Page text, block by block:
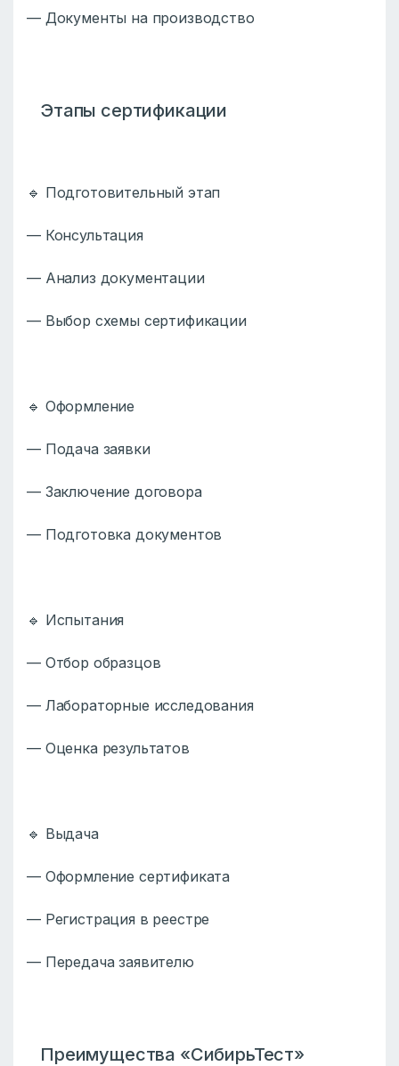
— Документы на производство
Этапы сертификации
🔹 Подготовительный этап
— Консультация
— Анализ документации
— Выбор схемы сертификации
🔹 Оформление
— Подача заявки
— Заключение договора
— Подготовка документов
🔹 Испытания
— Отбор образцов
— Лабораторные исследования
— Оценка результатов
🔹 Выдача
— Оформление сертификата
— Регистрация в реестре
— Передача заявителю
Преимущества «СибирьТест»